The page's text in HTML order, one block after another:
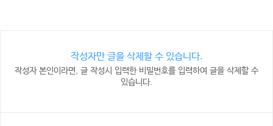
작성자만 글을 삭제할 수 있습니다.
작성자 본인이라면, 글 작성시 입력한 비밀번호를 입력하여 글을 삭제할 수
있습니다.